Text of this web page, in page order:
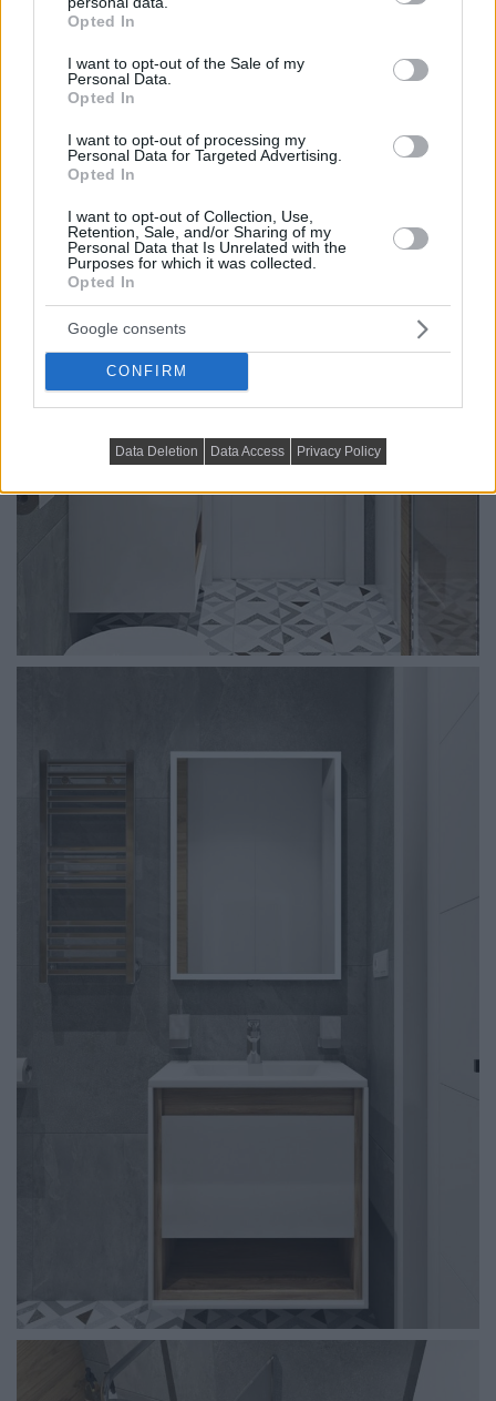
grant or deny consent to Google and its third-party tags to
use your data for below specified purposes in below Google
consent section.
Opted In
I want to opt-out of the Sale of my
Personal Data.
Opted In
I want to opt-out of processing my
Personal Data for Targeted Advertising.
Opted In
I want to opt-out of Collection, Use,
Retention, Sale, and/or Sharing of my
Personal Data that Is Unrelated with the
Purposes for which it was collected.
Opted In
Google consents
CONFIRM
Data Deletion Data Access Privacy Policy